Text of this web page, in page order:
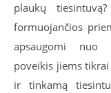
plaukų
formuojančios
apsaugomi nuo
poveikis jiems
ir tinkamą